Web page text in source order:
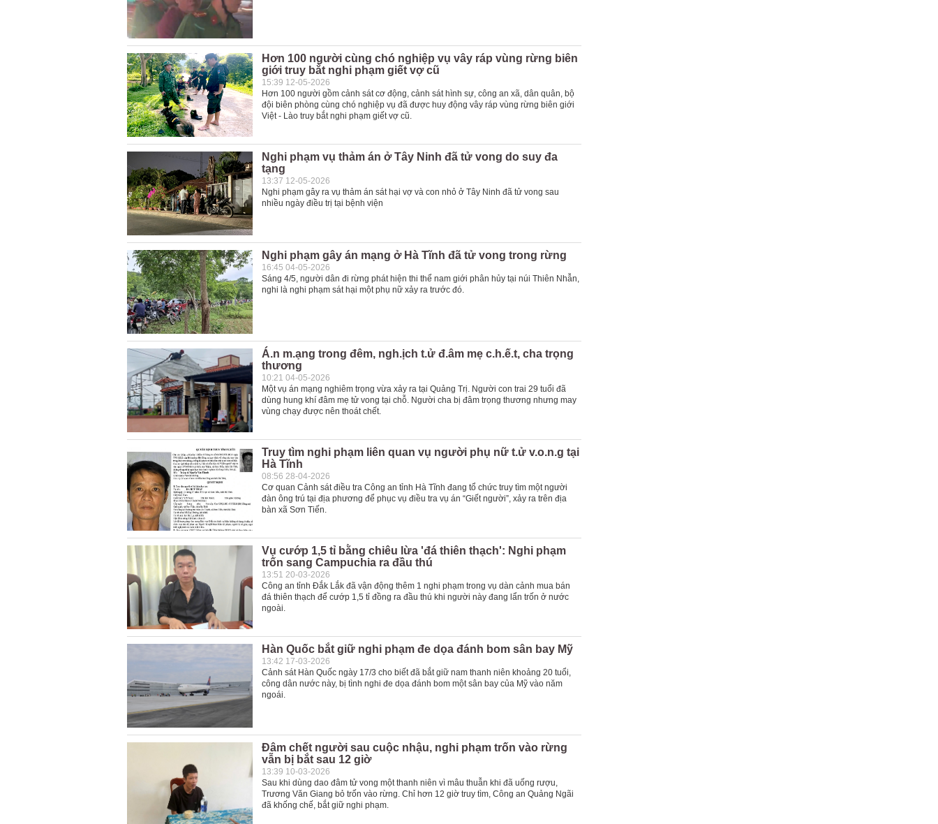
Hơn 100 người cùng chó nghiệp vụ vây ráp vùng rừng biên
giới truy bắt nghi phạm giết vợ cũ
15:39 12-05-2026
Hơn 100 người gồm cảnh sát cơ động, cảnh sát hình sự, công an xã, dân quân, bộ
đội biên phòng cùng chó nghiệp vụ đã được huy động vây ráp vùng rừng biên giới
Việt - Lào truy bắt nghi phạm giết vợ cũ.
Nghi phạm vụ thảm án ở Tây Ninh đã tử vong do suy đa
tạng
13:37 12-05-2026
Nghi phạm gây ra vụ thảm án sát hại vợ và con nhỏ ở Tây Ninh đã tử vong sau
nhiều ngày điều trị tại bệnh viện
Nghi phạm gây án mạng ở Hà Tĩnh đã tử vong trong rừng
16:45 04-05-2026
Sáng 4/5, người dân đi rừng phát hiện thi thể nam giới phân hủy tại núi Thiên Nhẫn,
nghi là nghi phạm sát hại một phụ nữ xảy ra trước đó.
Á.n m.ạng trong đêm, ngh.ịch t.ử đ.âm mẹ c.h.ế.t, cha trọng
thương
10:21 04-05-2026
Một vụ án mạng nghiêm trọng vừa xảy ra tại Quảng Trị. Người con trai 29 tuổi đã
dùng hung khí đâm mẹ tử vong tại chỗ. Người cha bị đâm trọng thương nhưng may
vùng chạy được nên thoát chết.
Truy tìm nghi phạm liên quan vụ người phụ nữ t.ử v.o.n.g tại
Hà Tĩnh
08:56 28-04-2026
Cơ quan Cảnh sát điều tra Công an tỉnh Hà Tĩnh đang tổ chức truy tìm một người
đàn ông trú tại địa phương để phục vụ điều tra vụ án “Giết người”, xảy ra trên địa
bàn xã Sơn Tiến.
Vụ cướp 1,5 tỉ bằng chiêu lừa 'đá thiên thạch': Nghi phạm
trốn sang Campuchia ra đầu thú
13:51 20-03-2026
Công an tỉnh Đắk Lắk đã vận động thêm 1 nghi phạm trong vụ dàn cảnh mua bán
đá thiên thạch để cướp 1,5 tỉ đồng ra đầu thú khi người này đang lẩn trốn ở nước
ngoài.
Hàn Quốc bắt giữ nghi phạm đe dọa đánh bom sân bay Mỹ
13:42 17-03-2026
Cảnh sát Hàn Quốc ngày 17/3 cho biết đã bắt giữ nam thanh niên khoảng 20 tuổi,
công dân nước này, bị tình nghi đe dọa đánh bom một sân bay của Mỹ vào năm
ngoái.
Đâm chết người sau cuộc nhậu, nghi phạm trốn vào rừng
vẫn bị bắt sau 12 giờ
13:39 10-03-2026
Sau khi dùng dao đâm tử vong một thanh niên vì mâu thuẫn khi đã uống rượu,
Trương Văn Giang bỏ trốn vào rừng. Chỉ hơn 12 giờ truy tìm, Công an Quảng Ngãi
đã khống chế, bắt giữ nghi phạm.